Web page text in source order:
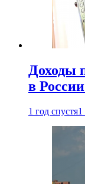
Доходы
в
1 год спустя1